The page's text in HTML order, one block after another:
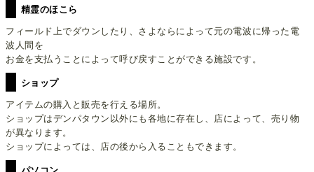
精霊のほこら
フィールド上でダウンしたり、さよならによって元の電波に帰った電
波人間を
お金を支払うことによって呼び戻すことができる施設です。
ショップ
アイテムの購入と販売を行える場所。
ショップはデンパタウン以外にも各地に存在し、店によって、売り物
が異なります。
ショップによっては、店の後から入ることもできます。